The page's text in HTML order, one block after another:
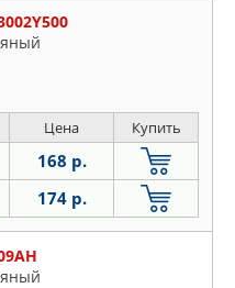
Цена Купить
168 р.
174 р.